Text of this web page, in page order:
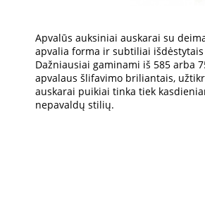
Apvalūs auksiniai auskarai su
apvalia forma ir subtiliai
Dažniausiai gaminami iš 585 arba
apvalaus šlifavimo briliantais,
auskarai puikiai tinka tiek
nepavaldų stilių.